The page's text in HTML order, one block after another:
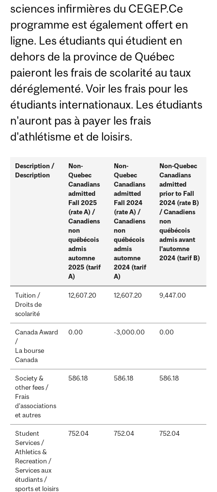
sciences infirmières du CEGEP.Ce
programme est également offert en
ligne. Les étudiants qui étudient en
dehors de la province de Québec
paieront les frais de scolarité au taux
déréglementé. Voir les frais pour les
étudiants internationaux. Les étudiants
n'auront pas à payer les frais
d'athlétisme et de loisirs.
Description /
Description
Non-
Quebec
Canadians
admitted
Fall 2025
(rate A) /
Canadiens
non
québécois
admis
automne
2025 (tarif
A)
Non-
Quebec
Canadians
admitted
Fall 2024
(rate A) /
Canadiens
non
québécois
admis
automne
2024 (tarif
A)
Non-Quebec
Canadians
admitted
prior to Fall
2024 (rate B)
/ Canadiens
non
québécois
admis avant
l'automne
2024 (tarif B)
Tuition /
Droits de
scolarité
12,607.20 12,607.20 9,447.00
Canada Award
/
La bourse
Canada
0.00 -3,000.00 0.00
Society &
other fees /
Frais
d’associations
et autres
586.18 586.18 586.18
Student
Services /
Athletics &
Recreation /
Services aux
étudiants /
sports et loisirs
752.04 752.04 752.04